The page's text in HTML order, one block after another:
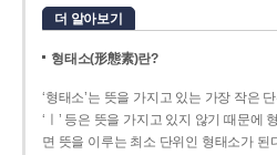
더 알아보기
형태소(形態素)란?
‘형태소’는 뜻을 가지고 있는 가장 작은
‘ㅣ’ 등은 뜻을 가지고 있지 않기 때문에
면 뜻을 이루는 최소 단위인 형태소가 된다